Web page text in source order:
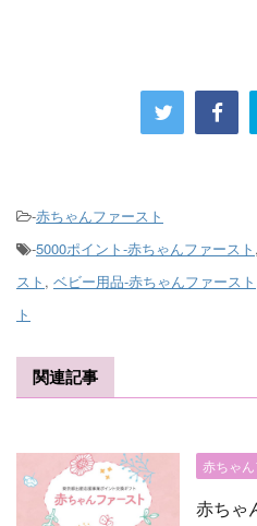
-赤ちゃんファースト
-5000ポイント-赤ちゃんファースト ,
スト , ベビー用品-赤ちゃんファースト
ト
関連記事
赤ちゃ
赤ちゃ